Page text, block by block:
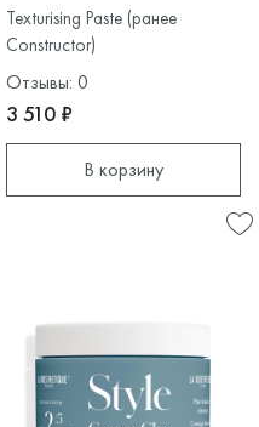
Texturising Paste (ранее
Constructor)
Отзывы: 0
3 510 ₽
В корзину